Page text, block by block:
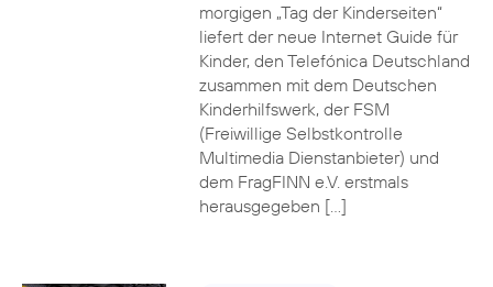
morgigen „Tag der Kinderseiten“
liefert der neue Internet Guide für
Kinder, den Telefónica Deutschland
zusammen mit dem Deutschen
Kinderhilfswerk, der FSM
(Freiwillige Selbstkontrolle
Multimedia Dienstanbieter) und
dem FragFINN e.V. erstmals
herausgegeben […]